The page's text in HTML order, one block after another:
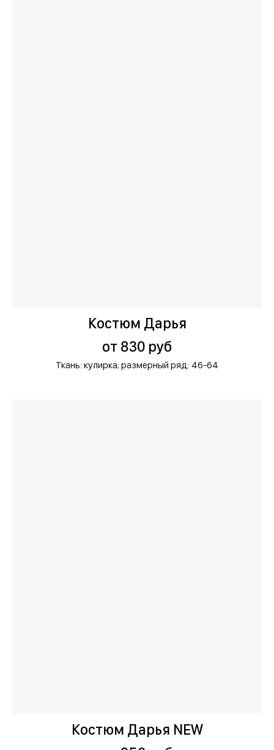
Костюм Дарья
от 830 руб
Ткань: кулирка; размерный ряд: 46-64
Костюм Дарья NEW